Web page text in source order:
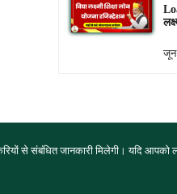
जून
से संबंधित जानकारी मिलेगी। यदि आपको